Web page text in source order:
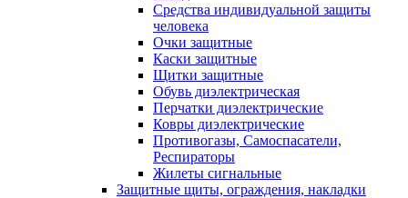
Средства индивидуальной защиты
человека
Очки защитные
Каски защитные
Щитки защитные
Обувь диэлектрическая
Перчатки диэлектрические
Ковры диэлектрические
Противогазы, Самоспасатели,
Респираторы
Жилеты сигнальные
Защитные щиты, ограждения, накладки